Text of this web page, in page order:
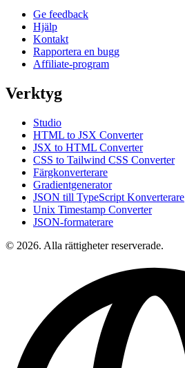
Ge feedback
Hjälp
Kontakt
Rapportera en bugg
Affiliate-program
Verktyg
Studio
HTML to JSX Converter
JSX to HTML Converter
CSS to Tailwind CSS Converter
Färgkonverterare
Gradientgenerator
JSON till TypeScript Konverterare
Unix Timestamp Converter
JSON-formaterare
© 2026. Alla rättigheter reserverade.